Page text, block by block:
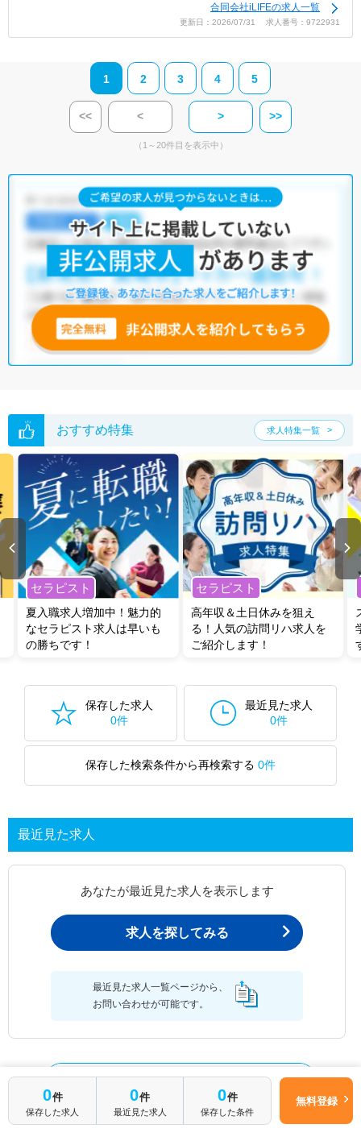
合同会社iLIFEの求人一覧
更新日：2026/07/31 求人番号：9722931
1 2 3 4 5
<< < > >>
（1～20件目を表示中）
おすすめ特集 求人特集一覧
セラピスト
夏入職求人増加中！魅力的
なセラピスト求人は早いも
の勝ちです！
セラピスト
高年収＆土日休みを狙え
る！人気の訪問リハ求人を
ご紹介します！
保存した求人
0件
最近見た求人
0件
保存した検索条件から再検索する 0件
最近見た求人
あなたが最近見た求人を表示します
求人を探してみる
最近見た求人一覧ページから、
お問い合わせが可能です。
最近見た求人一覧
0件
保存した求人
0件
最近見た求人
0件
保存した条件
無料登録